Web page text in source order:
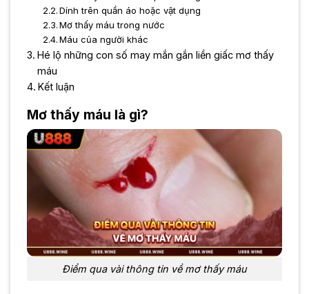
Dính trên quần áo hoặc vật dụng
Mơ thấy máu trong nước
Máu của người khác
Hé lộ những con số may mắn gắn liền giấc mơ thấy
máu
Kết luận
Mơ thấy máu là gì?
Điểm qua vài thông tin về mơ thấy máu